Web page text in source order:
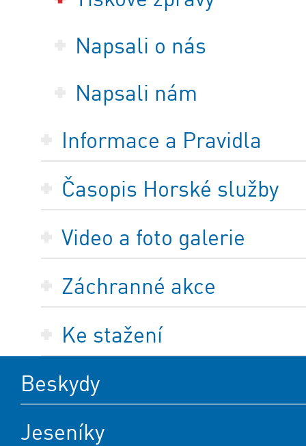
Napsali o nás
Napsali nám
Informace a Pravidla
Časopis Horské služby
Video a foto galerie
Záchranné akce
Ke stažení
Beskydy
Jeseníky